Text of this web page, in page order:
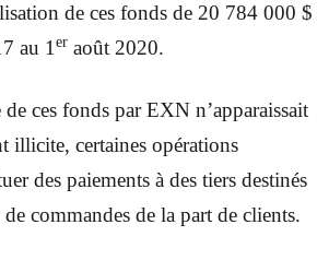
de ces fonds de 20 784 000 $
au 1er août 2020.
ces fonds par EXN n’apparaissait
illicite, certaines opérations
des paiements à des tiers destinés
commandes de la part de clients.